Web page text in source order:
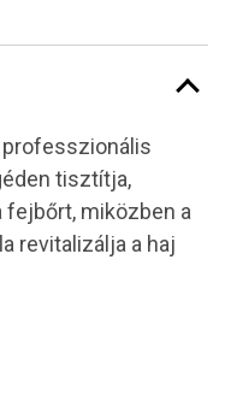
professzionális
tisztítja,
fejbőrt, miközben a
revitalizálja a haj